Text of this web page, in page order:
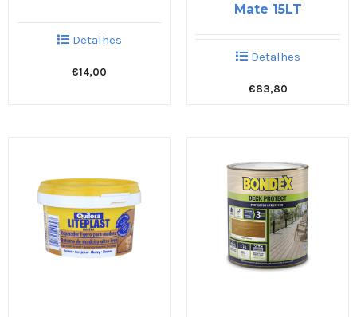
Detalhes
€14,00
Mate 15LT
Detalhes
€83,80